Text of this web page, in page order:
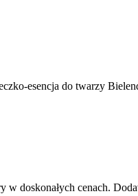
esencja do twarzy
doskonałych cenach.